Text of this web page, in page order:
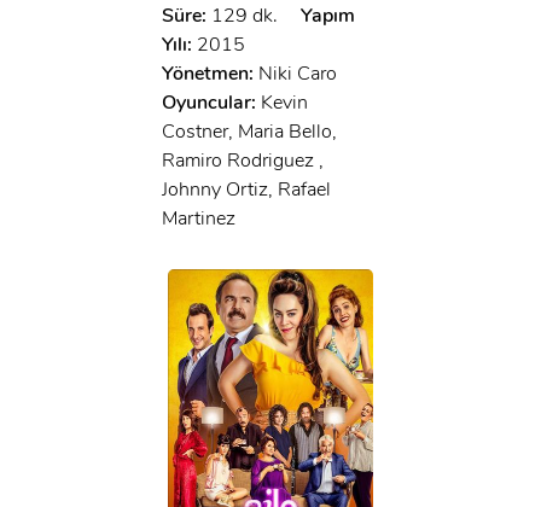
Süre: 129 dk.
Yapım
Yılı: 2015
Yönetmen: Niki Caro
Oyuncular: Kevin
Costner, Maria Bello,
Ramiro Rodriguez ,
Johnny Ortiz, Rafael
Martinez